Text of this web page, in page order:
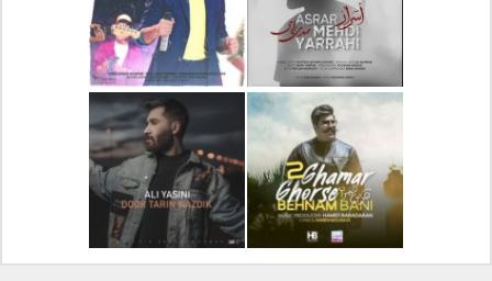
دانلود آهنگ جدید مهدی
یراحی بنام اسرار
دانلود آهنگ جدید فرزاد
فرزین بنام آتیش